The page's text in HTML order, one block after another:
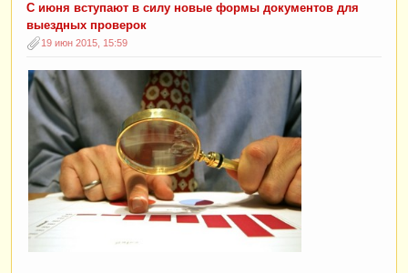
С июня вступают в силу новые формы документов для
выездных проверок
19 июн 2015, 15:59